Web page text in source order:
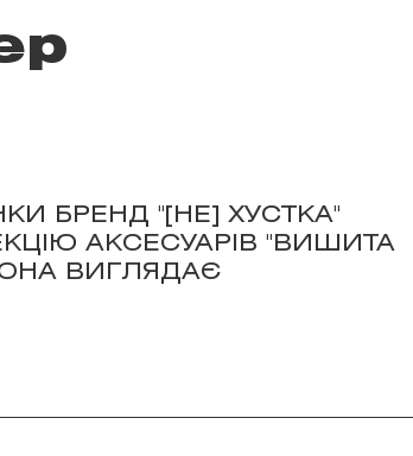
БРЕНД "[НЕ] ХУСТКА"
АКСЕСУАРІВ "ВИШИТА
ВИГЛЯДАЄ